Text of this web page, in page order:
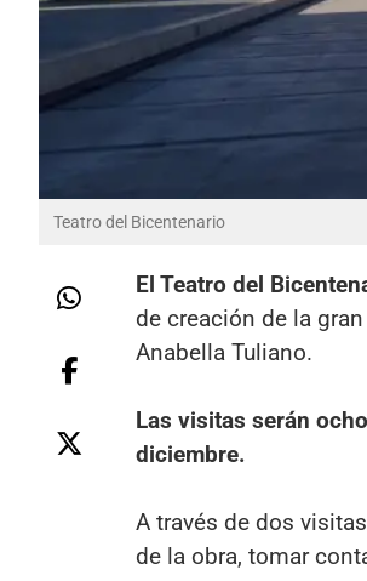
Teatro del Bicentenario
El Teatro del
de creación de la
Anabella Tuliano.
Las visitas serán
diciembre.
A través de dos
de la obra, tomar